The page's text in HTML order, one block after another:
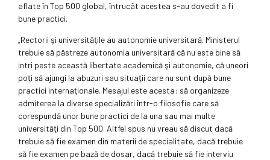
aflate în Top 500 global, întrucât acestea s-au dovedit a fi
bune practici.
„Rectorii şi universităţile au autonomie universitară. Ministerul
trebuie să păstreze autonomia universitară că nu este bine să
intri peste această libertate academică şi autonomie, că uneori
poţi să ajungi la abuzuri sau situaţii care nu sunt după bune
practici internaţionale. Mesajul este acesta: să organizeze
admiterea la diverse specializări într-o filosofie care să
corespundă unor bune practici de la una sau mai multe
universităţi din Top 500. Altfel spus nu vreau să discut dacă
trebuie să fie examen din materii de specialitate, dacă trebuie
să fie examen pe bază de dosar, dacă trebuie să fie interviu